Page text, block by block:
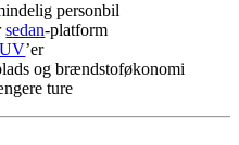
personbil
sedan-platform
’er
og brændstoføkonomi
ture